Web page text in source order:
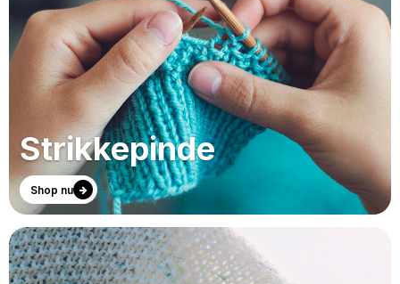
Strikkepinde
Shop nu